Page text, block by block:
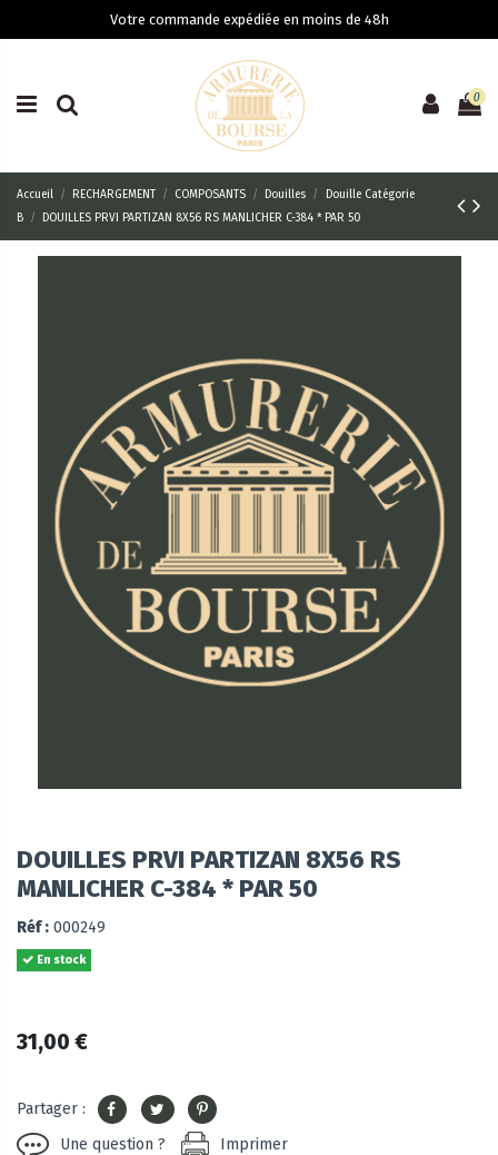
Votre commande expédiée en moins de 48h
0
Accueil RECHARGEMENT COMPOSANTS Douilles
Douille Catégorie
B
DOUILLES PRVI PARTIZAN 8X56 RS MANLICHER C-384 * PAR 50
DOUILLES PRVI PARTIZAN 8X56 RS
MANLICHER C-384 * PAR 50
Réf : 000249
En stock
31,00 €
Partager :
Une question ?
Imprimer